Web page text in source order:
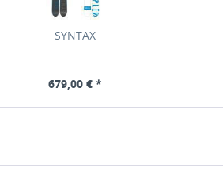
SYNTAX
679,00 € *